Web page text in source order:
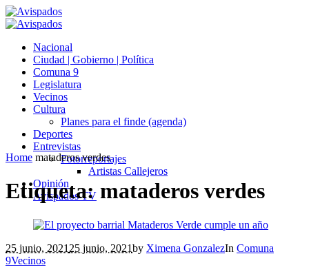
Nacional
Ciudad | Gobierno | Política
Comuna 9
Legislatura
Vecinos
Cultura
Planes para el finde (agenda)
Deportes
Entrevistas
Fotorreportajes
Artistas Callejeros
Opinión
Avispados TV
Home mataderos verdes
Etiqueta:mataderos verdes
25 junio, 2021 25 junio, 2021by Ximena GonzalezIn Comuna
9Vecinos